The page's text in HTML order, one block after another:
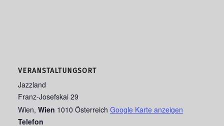
VERANSTALTUNGSORT
Jazzland
Franz-Josefskai 29
Wien, Wien 1010 Österreich Google Karte anzeigen
Telefon